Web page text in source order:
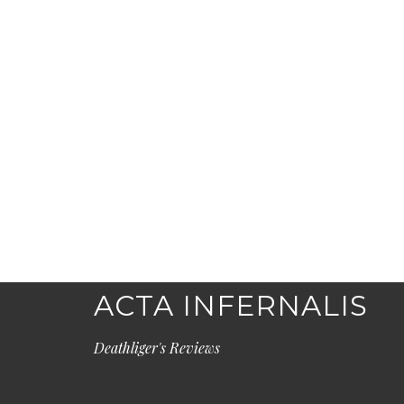
ACTA INFERNALIS
Deathliger's Reviews